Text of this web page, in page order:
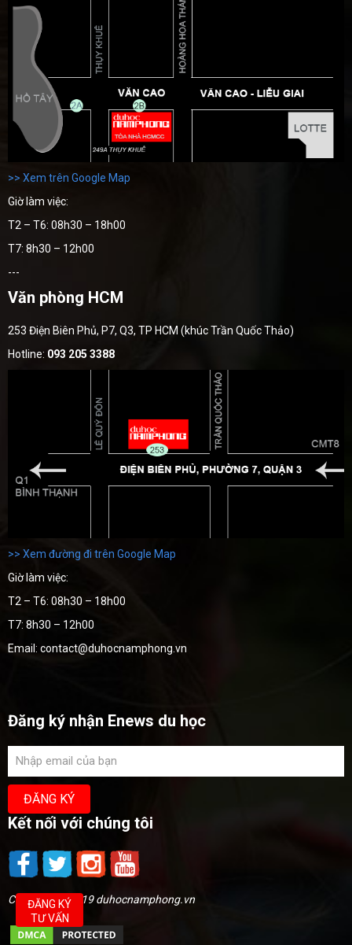
>> Xem trên Google Map
Giờ làm việc:
T2 – T6: 08h30 – 18h00
T7: 8h30 – 12h00
---
Văn phòng HCM
253 Điện Biên Phủ, P7, Q3, TP HCM (khúc Trần Quốc Thảo)
Hotline: 093 205 3388
>> Xem đường đi trên Google Map
Giờ làm việc:
T2 – T6: 08h30 – 18h00
T7: 8h30 – 12h00
Email: contact@duhocnamphong.vn
Đăng ký nhận Enews du học
Kết nối với chúng tôi
Copyright @2019 duhocnamphong.vn
ĐĂNG KÝ
TƯ VẤN